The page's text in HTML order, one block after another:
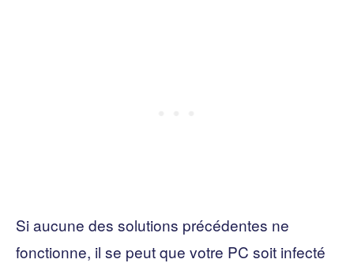
Si aucune des solutions précédentes ne
fonctionne, il se peut que votre PC soit infecté